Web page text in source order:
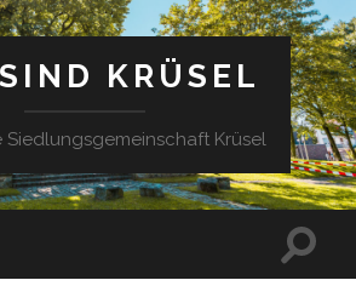
KRÜSEL
Siedlungsgemeinschaft Krüsel